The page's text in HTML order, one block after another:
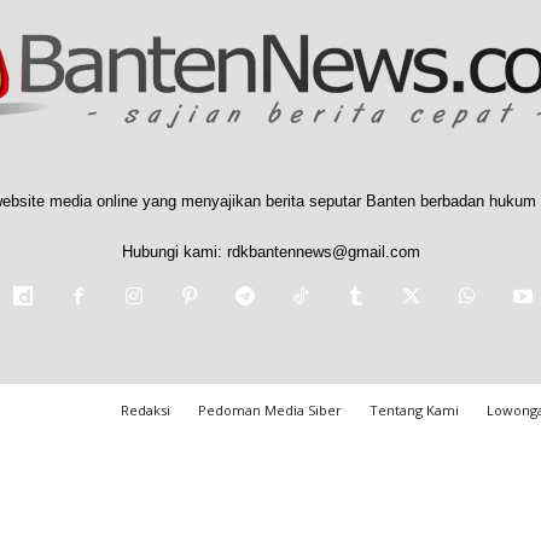
media online yang menyajikan berita seputar Banten berbadan
Hubungi kami: rdkbantennews@gmail.com
Redaksi Pedoman Media Siber Tentang Kami